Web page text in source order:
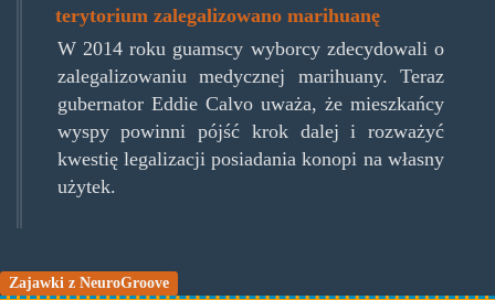
terytorium zalegalizowano marihuanę
W 2014 roku guamscy wyborcy zdecydowali o
zalegalizowaniu medycznej marihuany. Teraz
gubernator Eddie Calvo uważa, że mieszkańcy
wyspy powinni pójść krok dalej i rozważyć
kwestię legalizacji posiadania konopi na własny
użytek.
Zajawki z NeuroGroove